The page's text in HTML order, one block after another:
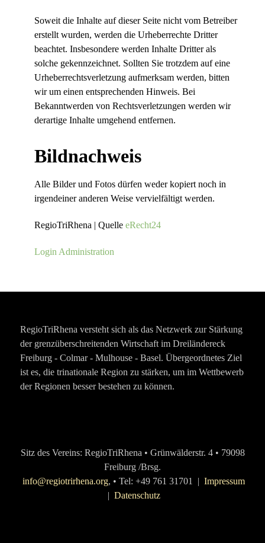
Soweit die Inhalte auf dieser Seite nicht vom Betreiber
erstellt wurden, werden die Urheberrechte Dritter
beachtet. Insbesondere werden Inhalte Dritter als
solche gekennzeichnet. Sollten Sie trotzdem auf eine
Urheberrechtsverletzung aufmerksam werden, bitten
wir um einen entsprechenden Hinweis. Bei
Bekanntwerden von Rechtsverletzungen werden wir
derartige Inhalte umgehend entfernen.
Bildnachweis
Alle Bilder und Fotos dürfen weder kopiert noch in
irgendeiner anderen Weise vervielfältigt werden.
RegioTriRhena | Quelle eRecht24
Login Administration
RegioTriRhena versteht sich als das Netzwerk zur Stärkung
der grenzüberschreitenden Wirtschaft im Dreiländereck
Freiburg - Colmar - Mulhouse - Basel. Übergeordnetes Ziel
ist es, die trinationale Region zu stärken, um im Wettbewerb
der Regionen besser bestehen zu können.
Sitz des Vereins: RegioTriRhena • Grünwälderstr. 4 • 79098
Freiburg /Brsg.
info@regiotrirhena.org, • Tel: +49 761 31701 | Impressum
| Datenschutz